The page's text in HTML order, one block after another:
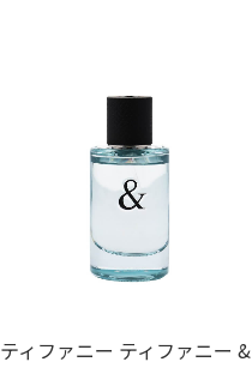
ティファニー ティファニー &